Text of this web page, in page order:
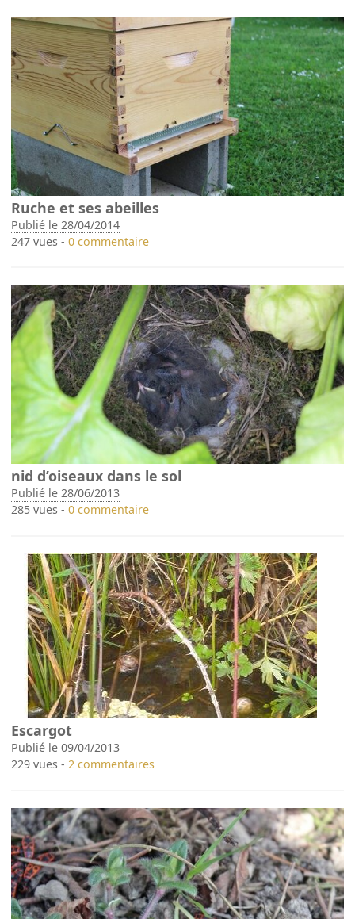
Ruche et ses abeilles
Publié le 28/04/2014
247 vues -0 commentaire
nid d’oiseaux dans le sol
Publié le 28/06/2013
285 vues -0 commentaire
Escargot
Publié le 09/04/2013
229 vues -2 commentaires